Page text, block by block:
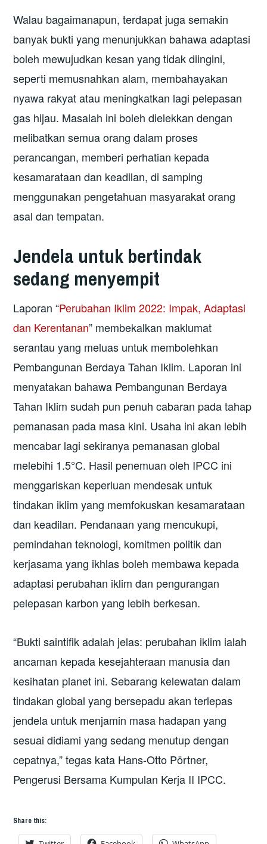
Walau bagaimanapun, terdapat juga semakin
banyak bukti yang menunjukkan bahawa adaptasi
boleh mewujudkan kesan yang tidak diingini,
seperti memusnahkan alam, membahayakan
nyawa rakyat atau meningkatkan lagi pelepasan
gas hijau. Masalah ini boleh dielekkan dengan
melibatkan semua orang dalam proses
perancangan, memberi perhatian kepada
kesamarataan dan keadilan, di samping
menggunakan pengetahuan masyarakat orang
asal dan tempatan.
Jendela untuk bertindak
sedang menyempit
Laporan “Perubahan Iklim 2022: Impak, Adaptasi
dan Kerentanan” membekalkan maklumat
serantau yang meluas untuk membolehkan
Pembangunan Berdaya Tahan Iklim. Laporan ini
menyatakan bahawa Pembangunan Berdaya
Tahan Iklim sudah pun penuh cabaran pada tahap
pemanasan pada masa kini. Usaha ini akan lebih
mencabar lagi sekiranya pemanasan global
melebihi 1.5°C. Hasil penemuan oleh IPCC ini
menggariskan keperluan mendesak untuk
tindakan iklim yang memfokuskan kesamarataan
dan keadilan. Pendanaan yang mencukupi,
pemindahan teknologi, komitmen politik dan
kerjasama yang ikhlas boleh membawa kepada
adaptasi perubahan iklim dan pengurangan
pelepasan karbon yang lebih berkesan.
“Bukti saintifik adalah jelas: perubahan iklim ialah
ancaman kepada kesejahteraan manusia dan
kesihatan planet ini. Sebarang kelewatan dalam
tindakan global yang bersepadu akan terlepas
jendela untuk menjamin masa hadapan yang
sesuai didiami yang sedang menutup dengan
cepatnya,” tegas kata Hans-Otto Pörtner,
Pengerusi Bersama Kumpulan Kerja II IPCC.
Share this: